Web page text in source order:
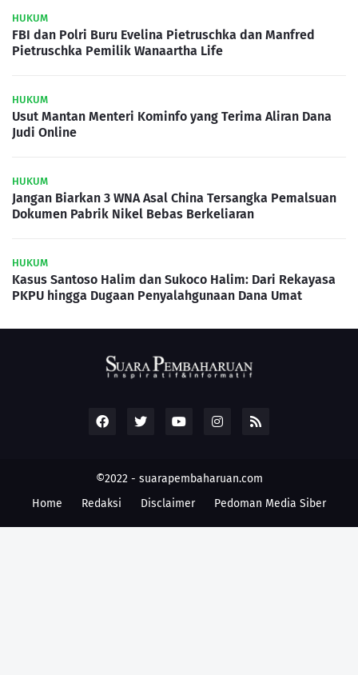
HUKUM
FBI dan Polri Buru Evelina Pietruschka dan Manfred
Pietruschka Pemilik Wanaartha Life
HUKUM
Usut Mantan Menteri Kominfo yang Terima Aliran Dana
Judi Online
HUKUM
Jangan Biarkan 3 WNA Asal China Tersangka Pemalsuan
Dokumen Pabrik Nikel Bebas Berkeliaran
HUKUM
Kasus Santoso Halim dan Sukoco Halim: Dari Rekayasa
PKPU hingga Dugaan Penyalahgunaan Dana Umat
©2022 - suarapembaharuan.com
Home
Redaksi Disclaimer Pedoman Media Siber